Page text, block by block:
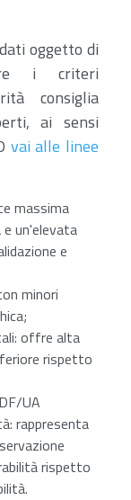
oggetto di
i criteri
consiglia
ai sensi
vai alle linee
massima
un'elevata
e
minori
offre alta
rispetto
UA
rappresenta
rispetto